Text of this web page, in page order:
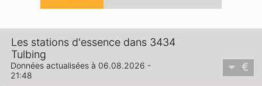
Les stations d'essence dans 3434
Tulbing
Données actualisées à 06.08.2026 -
21:48